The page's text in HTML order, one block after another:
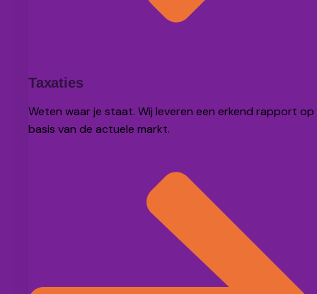
Taxaties
Weten waar je staat. Wij leveren een erkend rapport op
basis van de actuele markt.